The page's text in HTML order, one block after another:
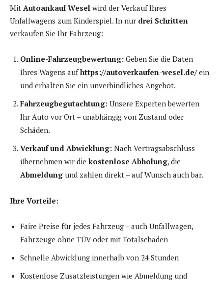
Mit Autoankauf Wesel wird der Verkauf Ihres
Unfallwagens zum Kinderspiel. In nur drei Schritten
verkaufen Sie Ihr Fahrzeug:
Online-Fahrzeugbewertung: Geben Sie die Daten
Ihres Wagens aufhttps://autoverkaufen-wesel.de/ein
und erhalten Sie ein unverbindliches Angebot.
Fahrzeugbegutachtung: Unsere Experten bewerten
Ihr Auto vor Ort – unabhängig von Zustand oder
Schäden.
Verkauf und Abwicklung: Nach Vertragsabschluss
übernehmen wir die kostenlose Abholung, die
Abmeldung und zahlen direkt – auf Wunsch auch bar.
Ihre Vorteile:
Faire Preise für jedes Fahrzeug – auch Unfallwagen,
Fahrzeuge ohne TÜV oder mit Totalschaden
Schnelle Abwicklung innerhalb von 24 Stunden
Kostenlose Zusatzleistungen wie Abmeldung und